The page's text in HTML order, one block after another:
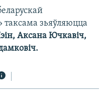
таксама зьяўляюцца
Аксана Ючкавіч,